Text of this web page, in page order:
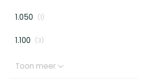
1.050 (1)
1.100 (3)
Toon meer